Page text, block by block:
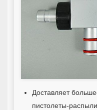
Доставляет
пистолеты-